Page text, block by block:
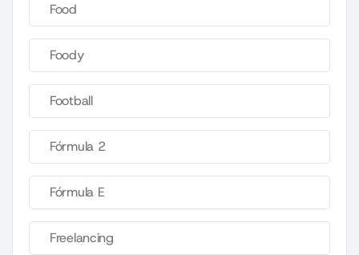
Food
Foody
Football
Fórmula 2
Fórmula E
Freelancing